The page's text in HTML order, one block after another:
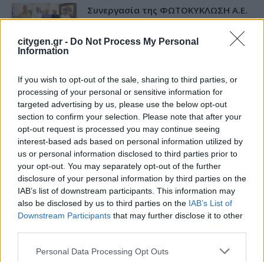
citygen.gr - Do Not Process My Personal
Information
If you wish to opt-out of the sale, sharing to third parties, or
processing of your personal or sensitive information for
targeted advertising by us, please use the below opt-out
section to confirm your selection. Please note that after your
opt-out request is processed you may continue seeing
interest-based ads based on personal information utilized by
us or personal information disclosed to third parties prior to
your opt-out. You may separately opt-out of the further
disclosure of your personal information by third parties on the
IAB’s list of downstream participants. This information may
also be disclosed by us to third parties on the IAB’s List of
Downstream Participants that may further disclose it to other
Personal Data Processing Opt Outs
Συνεργασία της ΦΩΤΟΚΥΚΛΩΣΗ Α.Ε.
με τον Δήμο Μεγαρέων
29 Ιουλίου 2026
σύμβαση κατασκευής του
εσωτερικού δικτύου αποχέτευσης
Παιανίας
29 Ιουλίου 2026
Newsletter Citygen.gr
της Πολιτικής Προστασίας, του ESG, του Green